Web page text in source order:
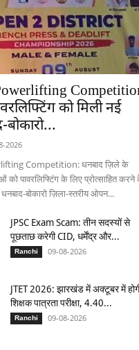
को मिली नई
2026
Competition: धनबाद ज़िले के
को पावरलिफ्टिंग के लिए प्रोत्साहित
बोकारो ज़िला-स्तरीय ओपन...
JPSC Exam Scam: तीन सदस्यों से
पूछताछ करेगी CID, धर्मेंद्र और...
Ranchi 09-08-2026
JTET 2026: झारखंड में अक्टूबर में
शिक्षक पात्रता परीक्षा, 4.40...
Ranchi 09-08-2026